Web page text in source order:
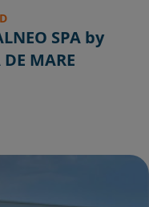
SPA by
MARE